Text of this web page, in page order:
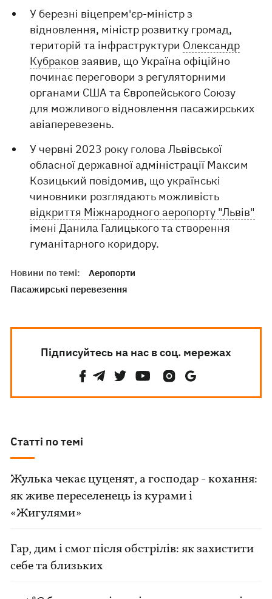
У березні віцепрем'єр-міністр з
відновлення, міністр розвитку громад,
територій та інфраструктури Олександр
Кубраков заявив, що Україна офіційно
починає переговори з регуляторними
органами США та Європейського Союзу
для можливого відновлення пасажирських
авіаперевезень.
У червні 2023 року голова Львівської
обласної державної адміністрації Максим
Козицький повідомив, що українські
чиновники розглядають можливість
відкриття Міжнародного аеропорту "Львів"
імені Данила Галицького та створення
гуманітарного коридору.
Новини по темі:
Аеропорти
Пасажирські перевезення
Підписуйтесь на нас в соц. мережах
Статті по темі
Жулька чекає цуценят, а господар - кохання:
як живе переселенець із курами і
«Жигулями»
Гар, дим і смог після обстрілів: як захистити
себе та близьких